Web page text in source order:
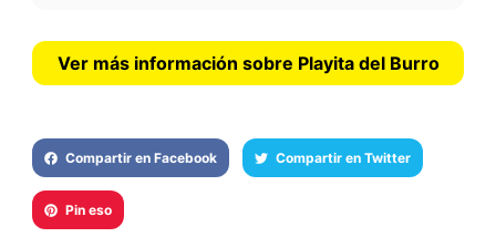
Ver más información sobre Playita del Burro
Compartir en Facebook Compartir en Twitter
Pin eso